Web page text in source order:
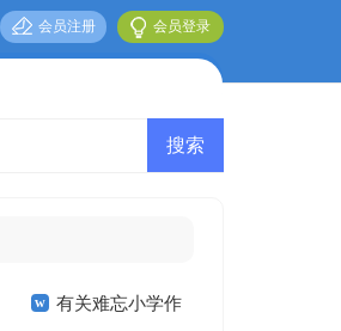
会员登录
会员注册
有关难忘小学作